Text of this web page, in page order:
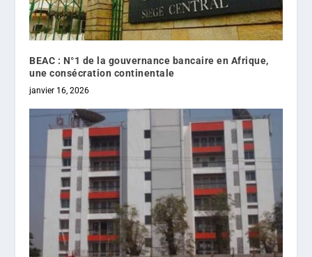
BEAC : N°1 de la gouvernance bancaire en Afrique,
une consécration continentale
janvier 16, 2026